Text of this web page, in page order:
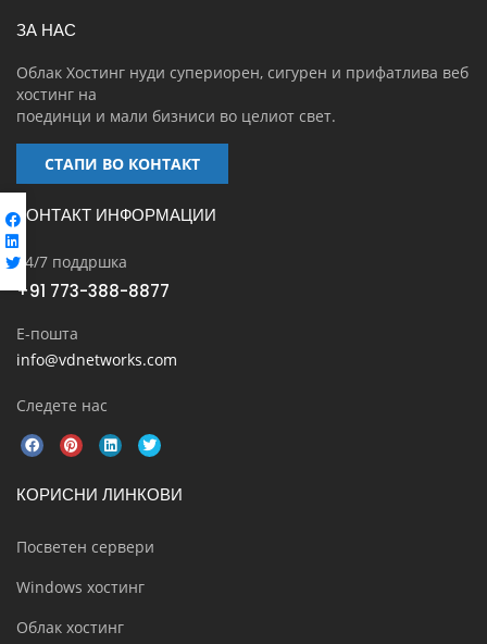
ЗА НАС
Облак Хостинг нуди супериорен, сигурен и прифатлива веб
хостинг на
поединци и мали бизниси во целиот свет.
СТАПИ ВО КОНТАКТ
КОНТАКТ ИНФОРМАЦИИ
24/7 поддршка
+91 773-388-8877
Е-пошта
info@vdnetworks.com
Следете нас
КОРИСНИ ЛИНКОВИ
Посветен сервери
Windows хостинг
Облак хостинг